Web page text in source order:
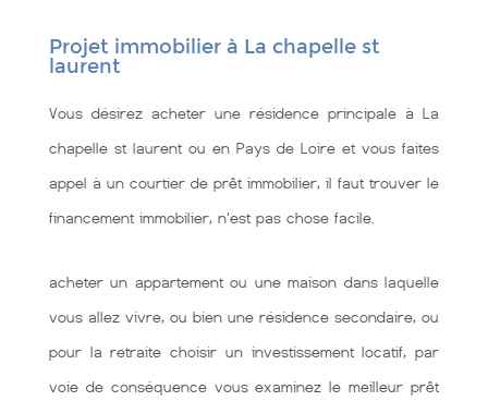
Projet immobilier à La chapelle st
laurent
Vous désirez acheter une résidence principale à La
chapelle st laurent ou en Pays de Loire et vous faites
appel à un courtier de prêt immobilier, il faut trouver le
financement immobilier, n'est pas chose facile.
acheter un appartement ou une maison dans laquelle
vous allez vivre, ou bien une résidence secondaire, ou
pour la retraite choisir un investissement locatif, par
voie de conséquence vous examinez le meilleur prêt